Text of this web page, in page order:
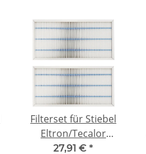
Filterset für Stiebel
Eltron/Tecalor
LWZ/THZ 304/404 -
27,91 € *